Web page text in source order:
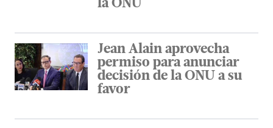
la ONU
Jean Alain aprovecha
permiso para anunciar
decisión de la ONU a su
favor